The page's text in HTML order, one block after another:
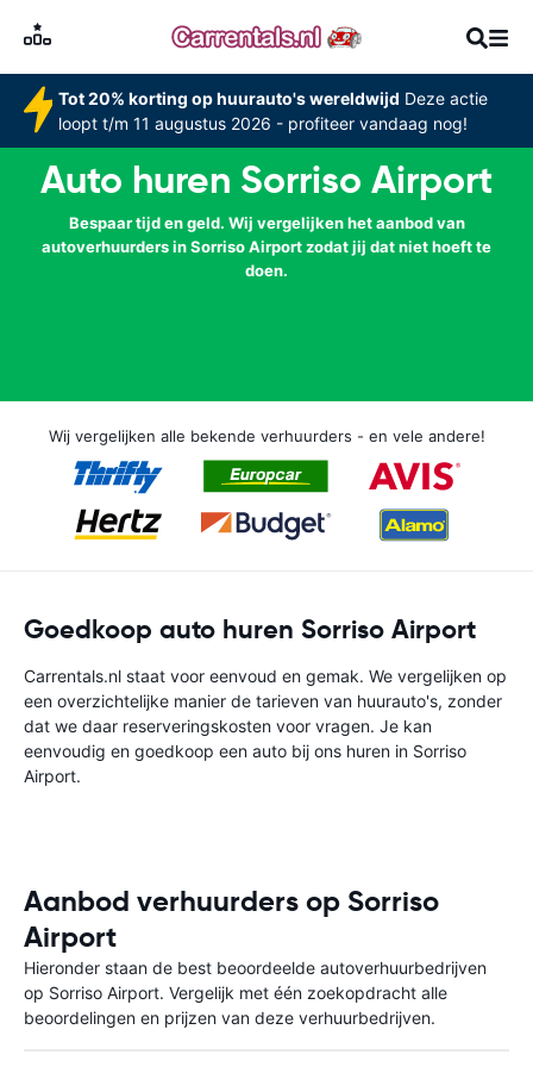
Tot 20% korting op huurauto's wereldwijd Deze actie
loopt t/m 11 augustus 2026 - profiteer vandaag nog!
Auto huren Sorriso Airport
Bespaar tijd en geld. Wij vergelijken het aanbod van
autoverhuurders in Sorriso Airport zodat jij dat niet hoeft te
doen.
Wij vergelijken alle bekende verhuurders - en vele andere!
Goedkoop auto huren Sorriso Airport
Carrentals.nl staat voor eenvoud en gemak. We vergelijken op
een overzichtelijke manier de tarieven van huurauto's, zonder
dat we daar reserveringskosten voor vragen. Je kan
eenvoudig en goedkoop een auto bij ons huren in Sorriso
Airport.
Aanbod verhuurders op Sorriso
Airport
Hieronder staan de best beoordeelde autoverhuurbedrijven
op Sorriso Airport. Vergelijk met één zoekopdracht alle
beoordelingen en prijzen van deze verhuurbedrijven.